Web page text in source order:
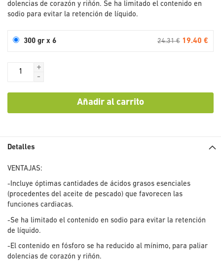
dolencias de corazón y riñón. Se ha limitado el contenido en
sodio para evitar la retención de líquido.
300 gr x 6 24.31 € 19.40 €
+
-
Añadir al carrito
Detalles
VENTAJAS:
-Incluye óptimas cantidades de ácidos grasos esenciales
(procedentes del aceite de pescado) que favorecen las
funciones cardiacas.
-Se ha limitado el contenido en sodio para evitar la retención
de líquido.
-El contenido en fósforo se ha reducido al mínimo, para paliar
dolencias de corazón y riñón.